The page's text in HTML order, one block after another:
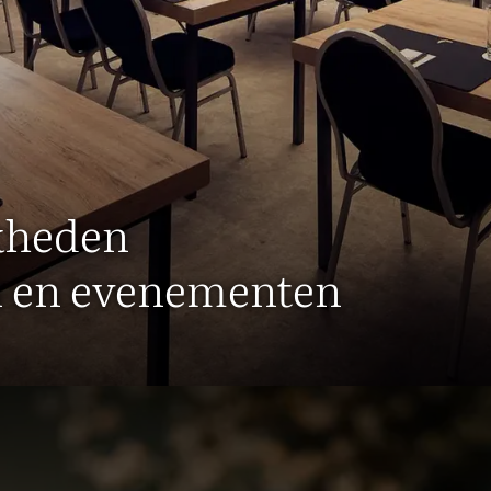
evenementen
en feesten in